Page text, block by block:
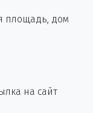
площадь, дом
на сайт